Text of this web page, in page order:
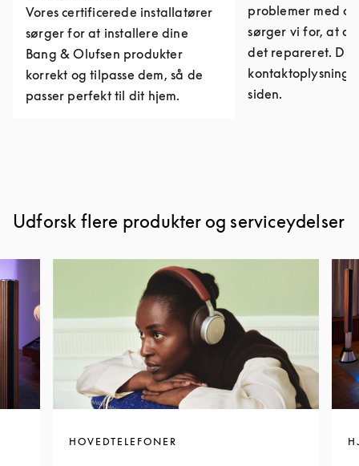
Vores certificerede installatører
sørger for at installere dine
Bang & Olufsen produkter
korrekt og tilpasse dem, så de
passer perfekt til dit hjem.
problemer med
sørger vi for, at
det repareret. Du
siden.
Udforsk flere produkter og serviceydelser
HOVEDTELEFONER